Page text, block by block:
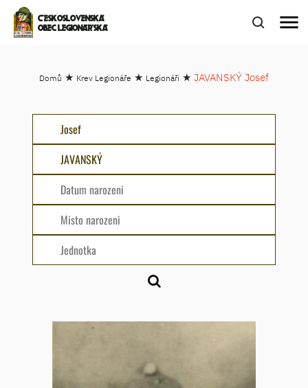
ČESKOSLOVENSKÁ
OBEC LEGIONÁŘSKÁ
menu
Domů ★ Krev Legionáře ★ Legionáři ★ JAVANSKÝ Josef